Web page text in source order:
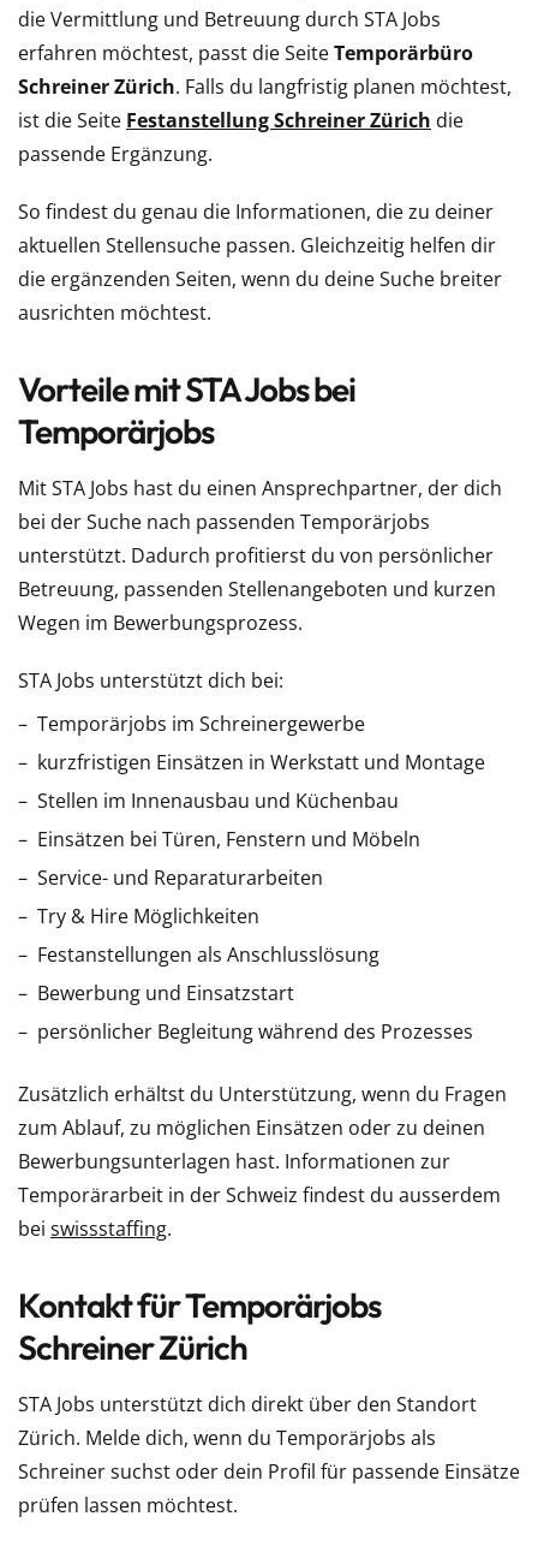
die Vermittlung und Betreuung durch STA Jobs
erfahren möchtest, passt die SeiteTemporärbüro
Schreiner Zürich. Falls du langfristig planen möchtest,
ist die Seite Festanstellung Schreiner Zürich die
passende Ergänzung.
So findest du genau die Informationen, die zu deiner
aktuellen Stellensuche passen. Gleichzeitig helfen dir
die ergänzenden Seiten, wenn du deine Suche breiter
ausrichten möchtest.
Vorteile mit STA Jobs bei
Temporärjobs
Mit STA Jobs hast du einen Ansprechpartner, der dich
bei der Suche nach passenden Temporärjobs
unterstützt. Dadurch profitierst du von persönlicher
Betreuung, passenden Stellenangeboten und kurzen
Wegen im Bewerbungsprozess.
STA Jobs unterstützt dich bei:
Temporärjobs im Schreinergewerbe
kurzfristigen Einsätzen in Werkstatt und Montage
Stellen im Innenausbau und Küchenbau
Einsätzen bei Türen, Fenstern und Möbeln
Service- und Reparaturarbeiten
Try & Hire Möglichkeiten
Festanstellungen als Anschlusslösung
Bewerbung und Einsatzstart
persönlicher Begleitung während des Prozesses
Zusätzlich erhältst du Unterstützung, wenn du Fragen
zum Ablauf, zu möglichen Einsätzen oder zu deinen
Bewerbungsunterlagen hast. Informationen zur
Temporärarbeit in der Schweiz findest du ausserdem
bei swissstaffing.
Kontakt für Temporärjobs
Schreiner Zürich
STA Jobs unterstützt dich direkt über den Standort
Zürich. Melde dich, wenn du Temporärjobs als
Schreiner suchst oder dein Profil für passende Einsätze
prüfen lassen möchtest.